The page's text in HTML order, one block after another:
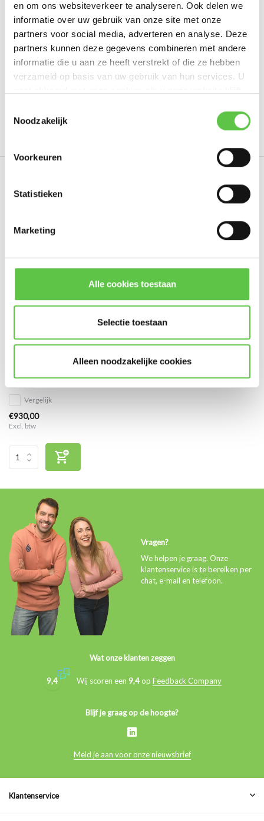
en om ons websiteverkeer te analyseren. Ook delen we
informatie over uw gebruik van onze site met onze
partners voor social media, adverteren en analyse. Deze
partners kunnen deze gegevens combineren met andere
informatie die u aan ze heeft verstrekt of die ze hebben
verzameld op basis van uw gebruik van hun services. U
Noodzakelijk
Voorkeuren
Statistieken
Marketing
Alle cookies toestaan
Selectie toestaan
Alleen noodzakelijke cookies
Er zijn nog geen reviews geschreven over dit product..
Tags
3 Year LIC-
Cisco Meraki MX68 Advanced
Vergelijk
€930,00
Excl. btw
Vragen?
We helpen je graag. Onze
klantenservice is te bereiken per
chat, e-mail en telefoon.
Wat onze klanten zeggen
9,4 Wij scoren een 9,4op Feedback Company
Blijf je graag op de hoogte?
Meld je aan voor onze nieuwsbrief
Klantenservice
Abonneer
* Lees hier de wettelijke beperkingen